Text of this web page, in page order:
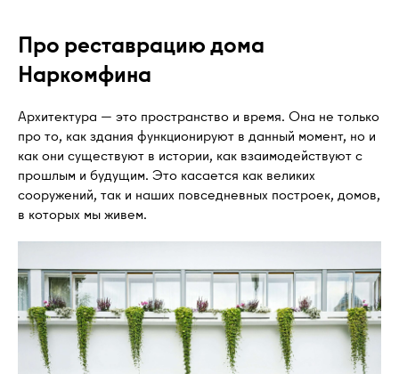
Про реставрацию дома
Наркомфина
Архитектура — это пространство и время. Она не только
про то, как здания функционируют в данный момент, но и
как они существуют в истории, как взаимодействуют с
прошлым и будущим. Это касается как великих
сооружений, так и наших повседневных построек, домов,
в которых мы живем.